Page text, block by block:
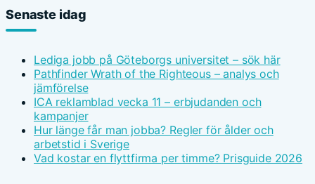
Senaste idag
Lediga jobb på Göteborgs universitet – sök här
Pathfinder Wrath of the Righteous – analys och
jämförelse
ICA reklamblad vecka 11 – erbjudanden och
kampanjer
Hur länge får man jobba? Regler för ålder och
arbetstid i Sverige
Vad kostar en flyttfirma per timme? Prisguide 2026